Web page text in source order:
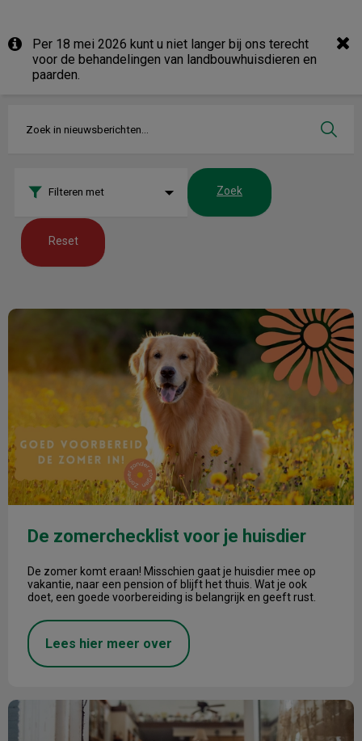
Per 18 mei 2026 kunt u niet langer bij ons terecht
voor de behandelingen van landbouwhuisdieren en
paarden.
Filteren met Zoek
Reset
De zomerchecklist voor je huisdier
De zomerchecklist voor je huisdier
De zomer komt eraan! Misschien gaat je huisdier mee op
vakantie, naar een pension of blijft het thuis. Wat je ook
doet, een goede voorbereiding is belangrijk en geeft rust.
Lees hier meer over
Verzekering